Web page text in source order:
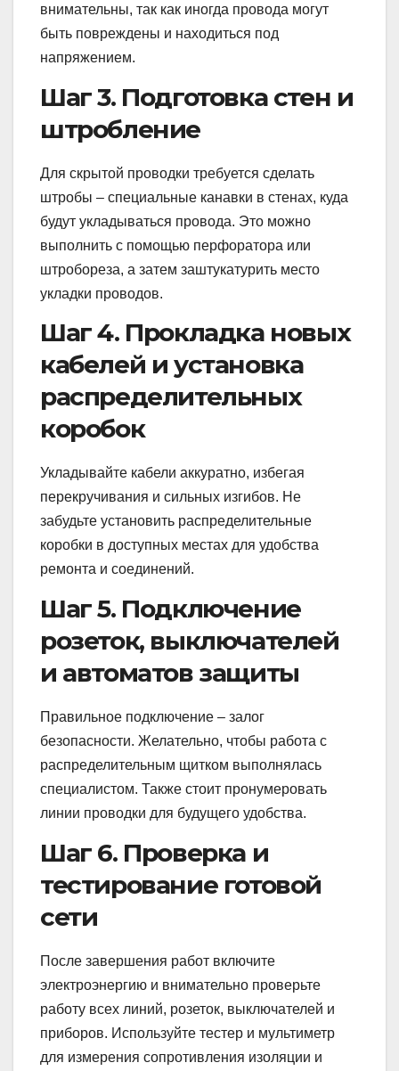
внимательны, так как иногда провода могут
быть повреждены и находиться под
напряжением.
Шаг 3. Подготовка стен и
штробление
Для скрытой проводки требуется сделать
штробы – специальные канавки в стенах, куда
будут укладываться провода. Это можно
выполнить с помощью перфоратора или
штробореза, а затем заштукатурить место
укладки проводов.
Шаг 4. Прокладка новых
кабелей и установка
распределительных
коробок
Укладывайте кабели аккуратно, избегая
перекручивания и сильных изгибов. Не
забудьте установить распределительные
коробки в доступных местах для удобства
ремонта и соединений.
Шаг 5. Подключение
розеток, выключателей
и автоматов защиты
Правильное подключение – залог
безопасности. Желательно, чтобы работа с
распределительным щитком выполнялась
специалистом. Также стоит пронумеровать
линии проводки для будущего удобства.
Шаг 6. Проверка и
тестирование готовой
сети
После завершения работ включите
электроэнергию и внимательно проверьте
работу всех линий, розеток, выключателей и
приборов. Используйте тестер и мультиметр
для измерения сопротивления изоляции и